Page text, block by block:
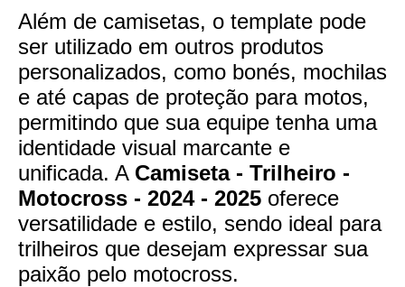
Além de camisetas, o template pode
ser utilizado em outros produtos
personalizados, como bonés, mochilas
e até capas de proteção para motos,
permitindo que sua equipe tenha uma
identidade visual marcante e
unificada. A Camiseta - Trilheiro -
Motocross - 2024 - 2025 oferece
versatilidade e estilo, sendo ideal para
trilheiros que desejam expressar sua
paixão pelo motocross.